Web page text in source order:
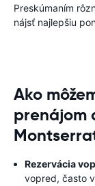
Preskúmaním
nájsť najlepšiu
Ako
prenájom
Rezervácia
vopred, často